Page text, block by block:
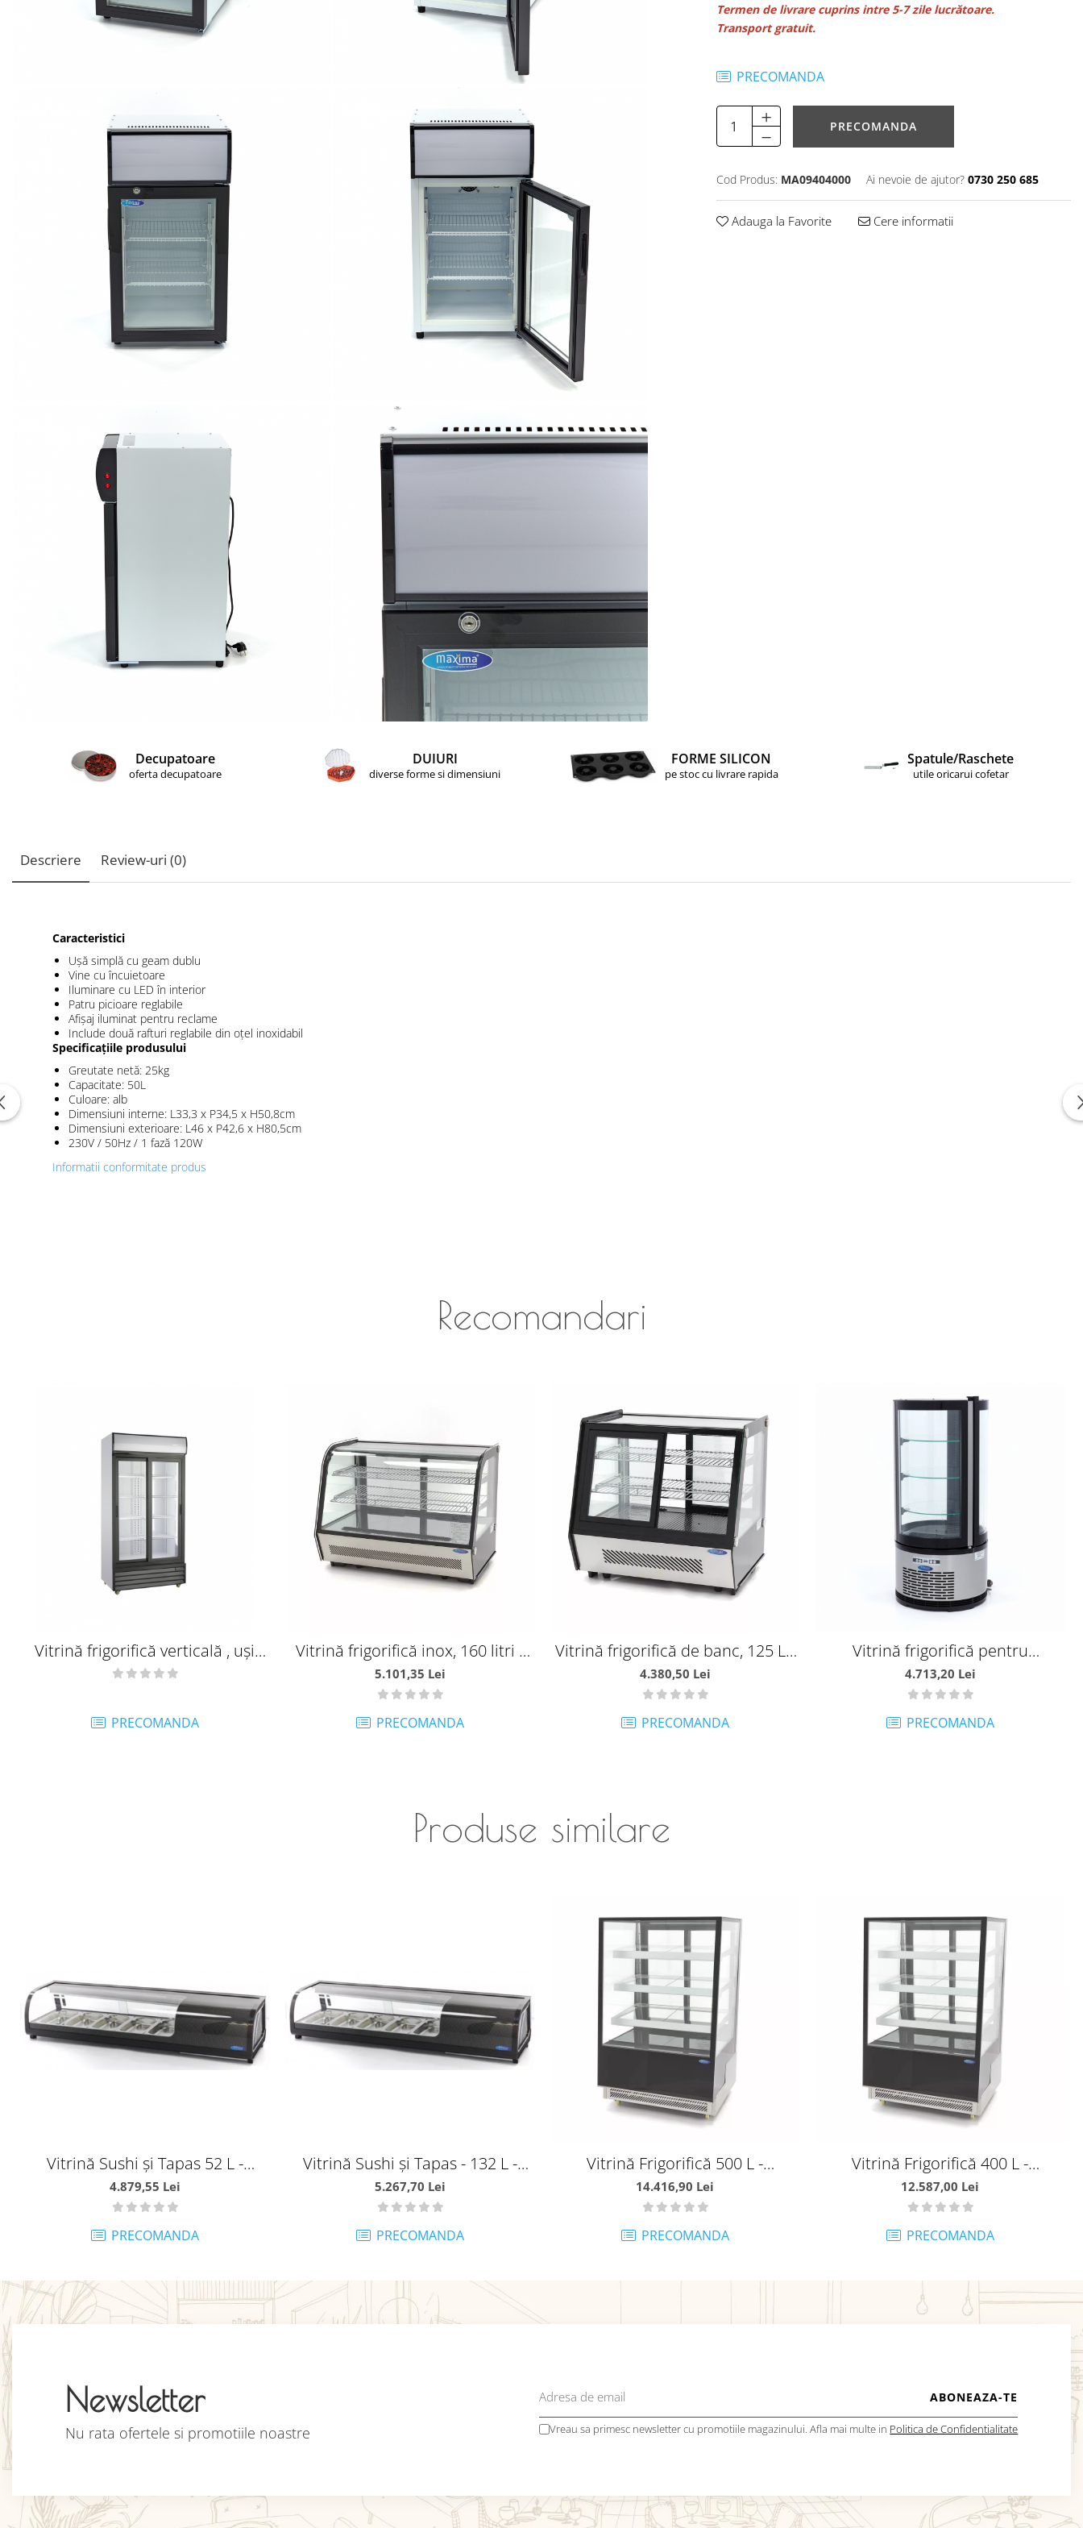
Termen de livrare cuprins intre 5-7 zile lucrătoare.
Transport gratuit.
PRECOMANDA
PRECOMANDA
Cod Produs: MA09404000 Ai nevoie de ajutor? 0730 250 685
Adauga la Favorite Cere informatii
Decupatoare
oferta decupatoare
DUIURI
diverse forme si dimensiuni
FORME SILICON
pe stoc cu livrare rapida
Spatule/Raschete
utile oricarui cofetar
Descriere Review-uri (0)
Caracteristici
Ușă simplă cu geam dublu
Vine cu încuietoare
Iluminare cu LED în interior
Patru picioare reglabile
Afișaj iluminat pentru reclame
Include două rafturi reglabile din oțel inoxidabil
Specificațiile produsului
Greutate netă: 25kg
Capacitate: 50L
Culoare: alb
Dimensiuni interne: L33,3 x P34,5 x H50,8cm
Dimensiuni exterioare: L46 x P42,6 x H80,5cm
230V / 50Hz / 1 fază 120W
Informatii conformitate produs
Recomandari
Vitrină frigorifică verticală , uși
glisante 658 litri - SDSD802SLE
PRECOMANDA
Vitrină frigorifică inox, 160 litri -
MA09400850
5.101,35 Lei
PRECOMANDA
Vitrină frigorifică de banc, 125 L -
MA09400847
4.380,50 Lei
PRECOMANDA
Vitrină frigorifică pentru
cofetarie/patiserie, 100L -
MA09400841
4.713,20 Lei
PRECOMANDA
Produse similare
Vitrină Sushi și Tapas 52 L -
include 5 cuve GN 1/3 Model de
Masă - MA09400865
4.879,55 Lei
PRECOMANDA
Vitrină Sushi și Tapas - 132 L -
include 5 cuve GN 1/2 - Model de
Masă - MA09400866
5.267,70 Lei
PRECOMANDA
Vitrină Frigorifică 500 L -
MA09400843
14.416,90 Lei
PRECOMANDA
Vitrină Frigorifică 400 L -
MA09400842
12.587,00 Lei
PRECOMANDA
Newsletter
Nu rata ofertele si promotiile noastre Vreau sa primesc newsletter cu promotiile magazinului. Afla mai multe in Politica de Confidentialitate